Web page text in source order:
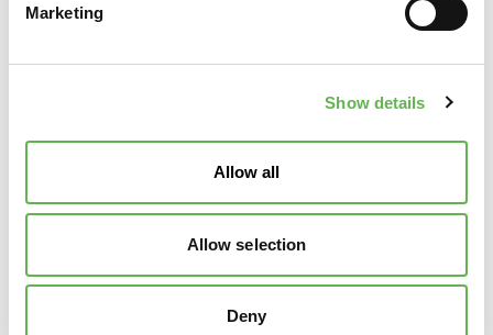
Marketing
Show details
Allow all
Allow selection
Deny
Banca
IBAN